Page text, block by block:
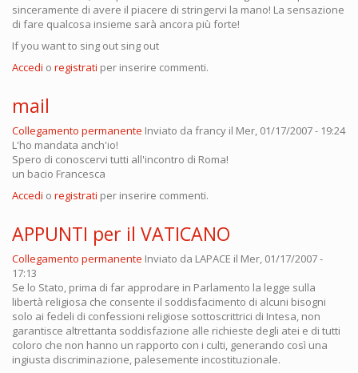
sinceramente di avere il piacere di stringervi la mano! La sensazione
di fare qualcosa insieme sarà ancora più forte!
If you want to sing out sing out
Accedi o registrati per inserire commenti.
mail
Collegamento permanente Inviato da francy il Mer, 01/17/2007 - 19:24
L'ho mandata anch'io!
Spero di conoscervi tutti all'incontro di Roma!
un bacio Francesca
Accedi o registrati per inserire commenti.
APPUNTI per il VATICANO
Collegamento permanente Inviato da LAPACE il Mer, 01/17/2007 -
17:13
Se lo Stato, prima di far approdare in Parlamento la legge sulla
libertà religiosa che consente il soddisfacimento di alcuni bisogni
solo ai fedeli di confessioni religiose sottoscrittrici di Intesa, non
garantisce altrettanta soddisfazione alle richieste degli atei e di tutti
coloro che non hanno un rapporto con i culti, generando così una
ingiusta discriminazione, palesemente incostituzionale.